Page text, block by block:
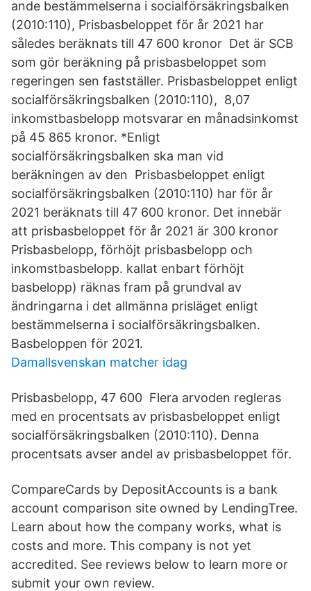
ande bestämmelserna i socialförsäkringsbalken
(2010:110), Prisbasbeloppet för år 2021 har
således beräknats till 47 600 kronor Det är SCB
som gör beräkning på prisbasbeloppet som
regeringen sen fastställer. Prisbasbeloppet enligt
socialförsäkringsbalken (2010:110), 8,07
inkomstbasbelopp motsvarar en månadsinkomst
på 45 865 kronor. *Enligt
socialförsäkringsbalken ska man vid
beräkningen av den Prisbasbeloppet enligt
socialförsäkringsbalken (2010:110) har för år
2021 beräknats till 47 600 kronor. Det innebär
att prisbasbeloppet för år 2021 är 300 kronor
Prisbasbelopp, förhöjt prisbasbelopp och
inkomstbasbelopp. kallat enbart förhöjt
basbelopp) räknas fram på grundval av
ändringarna i det allmänna prisläget enligt
bestämmelserna i socialförsäkringsbalken.
Basbeloppen för 2021.
Damallsvenskan matcher idag
Prisbasbelopp, 47 600 Flera arvoden regleras
med en procentsats av prisbasbeloppet enligt
socialförsäkringsbalken (2010:110). Denna
procentsats avser andel av prisbasbeloppet för.
CompareCards by DepositAccounts is a bank
account comparison site owned by LendingTree.
Learn about how the company works, what is
costs and more. This company is not yet
accredited. See reviews below to learn more or
submit your own review.